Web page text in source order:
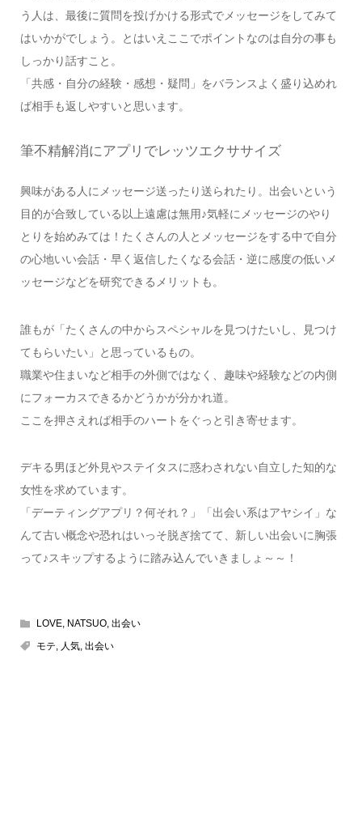
う人は、最後に質問を投げかける形式でメッセージをしてみて
はいかがでしょう。とはいえここでポイントなのは自分の事も
しっかり話すこと。
「共感・自分の経験・感想・疑問」をバランスよく盛り込めれ
ば相手も返しやすいと思います。
筆不精解消にアプリでレッツエクササイズ
興味がある人にメッセージ送ったり送られたり。出会いという
目的が合致している以上遠慮は無用♪気軽にメッセージのやり
とりを始めみては！たくさんの人とメッセージをする中で自分
の心地いい会話・早く返信したくなる会話・逆に感度の低いメ
ッセージなどを研究できるメリットも。
誰もが「たくさんの中からスペシャルを見つけたいし、見つけ
てもらいたい」と思っているもの。
職業や住まいなど相手の外側ではなく、趣味や経験などの内側
にフォーカスできるかどうかが分かれ道。
ここを押さえれば相手のハートをぐっと引き寄せます。
デキる男ほど外見やステイタスに惑わされない自立した知的な
女性を求めています。
「デーティングアプリ？何それ？」「出会い系はアヤシイ」な
んて古い概念や恐れはいっそ脱ぎ捨てて、新しい出会いに胸張
って♪スキップするように踏み込んでいきましょ～～！
LOVE, NATSUO, 出会い
モテ
人気, 出会い